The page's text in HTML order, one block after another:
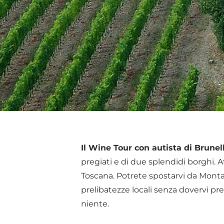
Il Wine Tour con autista di
pregiati e di due splendidi borghi.
Toscana. Potrete spostarvi da
prelibatezze locali senza dovervi
niente.